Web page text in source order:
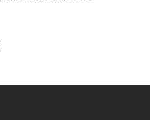
комнату